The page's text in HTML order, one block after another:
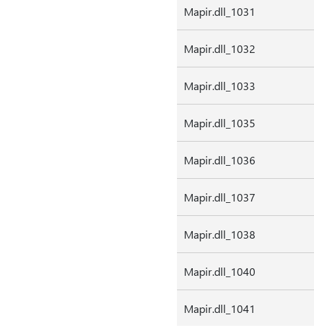
Mapir.dll_1031
Mapir.dll_1032
Mapir.dll_1033
Mapir.dll_1035
Mapir.dll_1036
Mapir.dll_1037
Mapir.dll_1038
Mapir.dll_1040
Mapir.dll_1041